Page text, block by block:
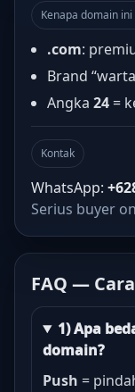
Kenapa domain ini
.com:
Brand
Angka 24 =
Kontak
WhatsApp:
Serius buyer
FAQ —
1) Apa
domain?
Push =